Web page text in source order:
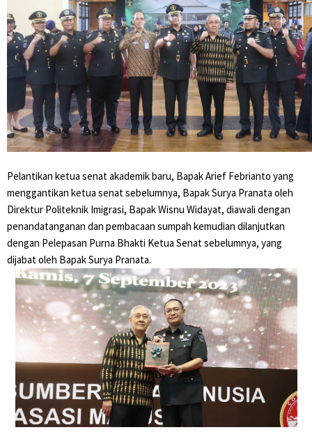
Pelantikan ketua senat akademik baru, Bapak Arief Febrianto yang
menggantikan ketua senat sebelumnya, Bapak Surya Pranata oleh
Direktur Politeknik Imigrasi, Bapak Wisnu Widayat, diawali dengan
penandatanganan dan pembacaan sumpah kemudian dilanjutkan
dengan Pelepasan Purna Bhakti Ketua Senat sebelumnya, yang
dijabat oleh Bapak Surya Pranata.